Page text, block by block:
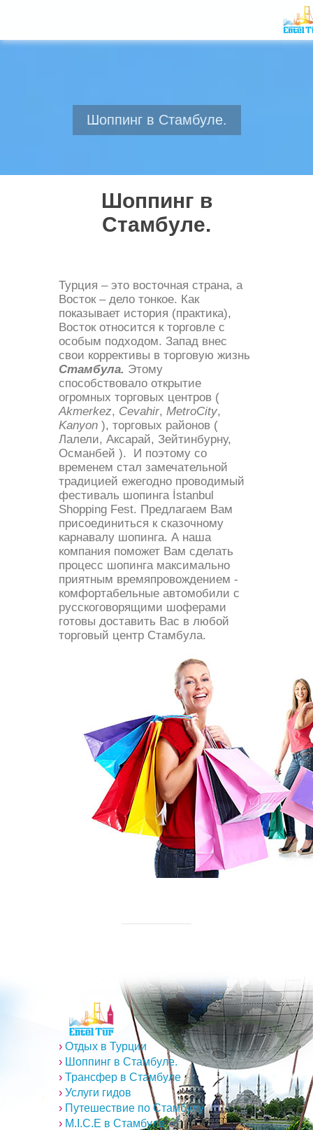
Шоппинг в Стамбуле.
Шоппинг в
Стамбуле.
Турция – это восточная страна, а
Восток – дело тонкое. Как
показывает история (практика),
Восток относится к торговле с
особым подходом. Запад внес
свои коррективы в торговую жизнь
Стамбула. Этому
способствовало открытие
огромных торговых центров (
Akmerkez, Cevahir, MetroCity,
Kanyon ), торговых районов (
Лалели, Аксарай, Зейтинбурну,
Османбей ). И поэтому со
временем стал замечательной
традицией ежегодно проводимый
фестиваль шопинга İstanbul
Shopping Fest. Предлагаем Вам
присоединиться к сказочному
карнавалу шопинга. А наша
компания поможет Вам сделать
процесс шопинга максимально
приятным времяпровождением -
комфортабельные автомобили с
русскоговорящими шоферами
готовы доставить Вас в любой
торговый центр Стамбула.
› Отдых в Турции
› Шоппинг в Стамбуле.
› Трансфер в Стамбуле
› Услуги гидов
› Путешествие по Стамбулу
› M.I.C.E в Стамбуле